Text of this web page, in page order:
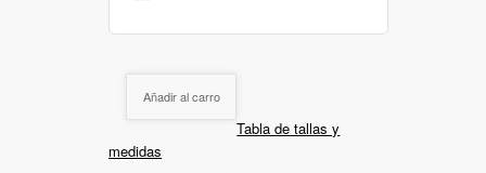
Añadir al carro
Tabla de tallas y
medidas